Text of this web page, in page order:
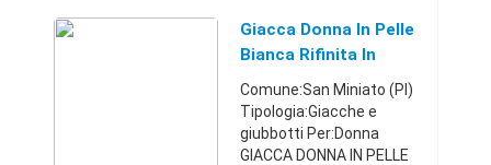
interno in pile esterno
impermeabile con tre
usata Tos ...
Giacca Donna In Pelle
Bianca Rifinita In
Nero
Comune:San Miniato (PI)
Tipologia:Giacche e
giubbotti Per:Donna
GIACCA DONNA IN PELLE